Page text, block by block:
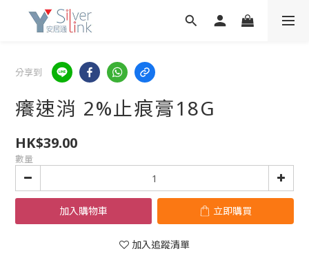
分享到
癢速消 2%止痕膏18G
HK$39.00
數量
加入購物車 立即購買
加入追蹤清單